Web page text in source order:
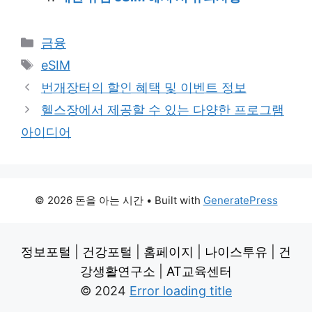
Categories
금융
Tags
eSIM
번개장터의 할인 혜택 및 이벤트 정보
헬스장에서 제공할 수 있는 다양한 프로그램
아이디어
© 2026 돈을 아는 시간• Built with GeneratePress
정보포털 건강포털 홈페이지 나이스투유
건
강생활연구소
AT교육센터
© 2024 Error loading title